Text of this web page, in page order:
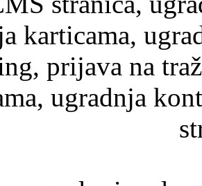
karticama,
prijava na
ugradnja